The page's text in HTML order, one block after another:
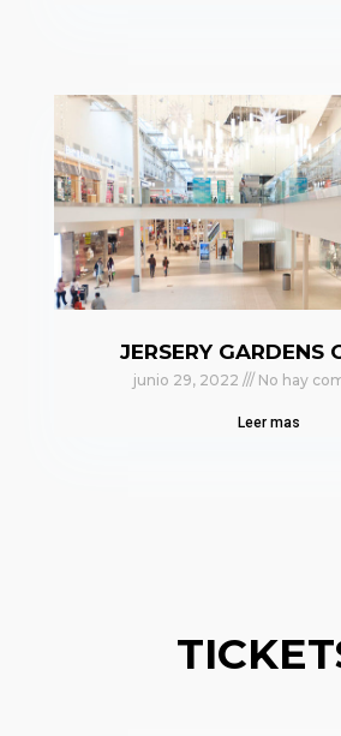
JERSERY GARDENS
junio 29, 2022 No hay
Leer mas